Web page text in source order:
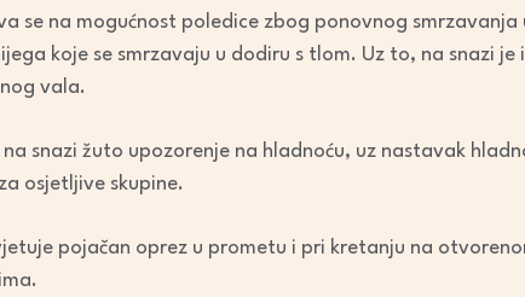
increase
volume.
se na mogućnost poledice zbog ponovnog
koje se smrzavaju u dodiru s tlom. Uz to, na snazi
vala.
snazi žuto upozorenje na hladnoću, uz nastavak
osjetljive skupine.
pojačan oprez u prometu i pri kretanju na